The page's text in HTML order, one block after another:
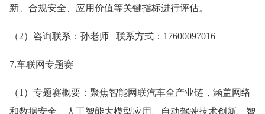
新、合规安全、应用价值等关键指标进行评估。
（2）咨询联系：孙老师 联系方式：17600097016
7.车联网专题赛
（1）专题赛概要：聚焦智能网联汽车全产业链，涵盖网络
和数据安全、人工智能大模型应用、自动驾驶技术创新、智